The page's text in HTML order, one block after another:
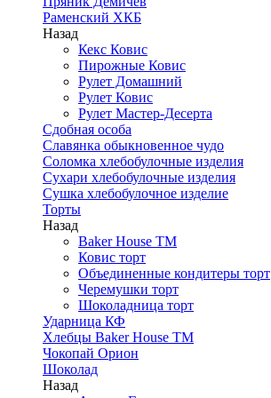
Раменский ХКБ
Назад
Кекс Ковис
Пирожные Ковис
Рулет Домашний
Рулет Ковис
Рулет Мастер-Десерта
Сдобная особа
Славянка обыкновенное чудо
Соломка хлебобулочные изделия
Сухари хлебобулочные изделия
Сушка хлебобулочное изделие
Торты
Назад
Baker House ТМ
Ковис торт
Объединенные кондитеры торт
Черемушки торт
Шоколадница торт
Ударница КФ
Хлебцы Baker House ТМ
Чокопай Орион
Шоколад
Назад